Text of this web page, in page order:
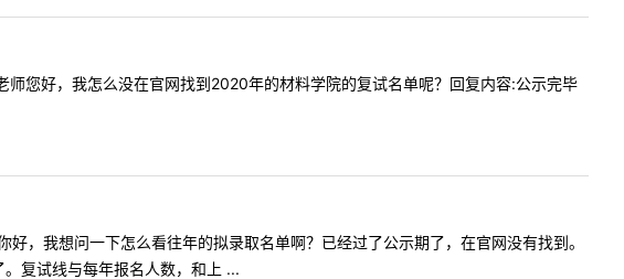
您好，我怎么没在官网找到2020年的材料学院的复试名单呢？回复内容:公示完毕
我想问一下怎么看往年的拟录取名单啊？已经过了公示期了，在官网没有找到。
复试线与每年报名人数，和上 ...